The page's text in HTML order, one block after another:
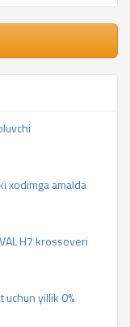
xodimga amalda
H7 krossoveri
uchun yillik 0%